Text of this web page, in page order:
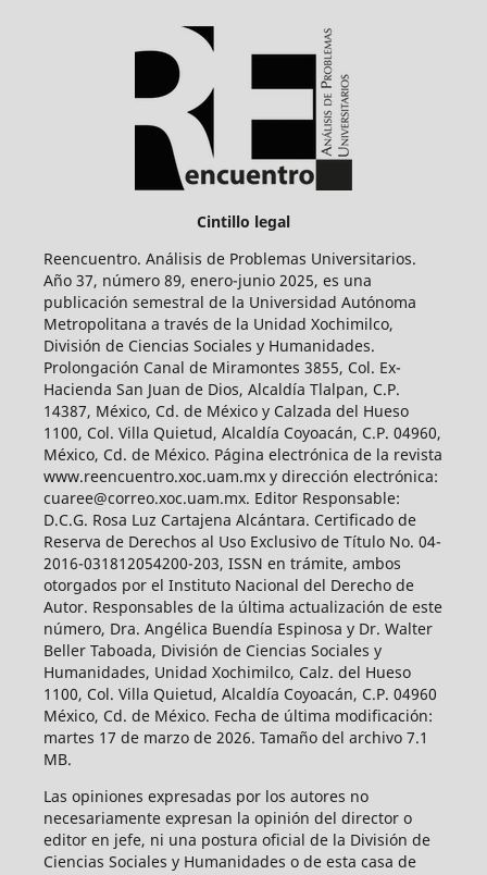
Cintillo legal
Reencuentro. Análisis de Problemas Universitarios.
Año 37, número 89, enero-junio 2025, es una
publicación semestral de la Universidad Autónoma
Metropolitana a través de la Unidad Xochimilco,
División de Ciencias Sociales y Humanidades.
Prolongación Canal de Miramontes 3855, Col. Ex-
Hacienda San Juan de Dios, Alcaldía Tlalpan, C.P.
14387, México, Cd. de México y Calzada del Hueso
1100, Col. Villa Quietud, Alcaldía Coyoacán, C.P. 04960,
México, Cd. de México. Página electrónica de la revista
www.reencuentro.xoc.uam.mx y dirección electrónica:
cuaree@correo.xoc.uam.mx. Editor Responsable:
D.C.G. Rosa Luz Cartajena Alcántara. Certificado de
Reserva de Derechos al Uso Exclusivo de Título No. 04-
2016-031812054200-203, ISSN en trámite, ambos
otorgados por el Instituto Nacional del Derecho de
Autor. Responsables de la última actualización de este
número, Dra. Angélica Buendía Espinosa y Dr. Walter
Beller Taboada, División de Ciencias Sociales y
Humanidades, Unidad Xochimilco, Calz. del Hueso
1100, Col. Villa Quietud, Alcaldía Coyoacán, C.P. 04960
México, Cd. de México. Fecha de última modificación:
martes 17 de marzo de 2026. Tamaño del archivo 7.1
MB.
Las opiniones expresadas por los autores no
necesariamente expresan la opinión del director o
editor en jefe, ni una postura oficial de la División de
Ciencias Sociales y Humanidades o de esta casa de